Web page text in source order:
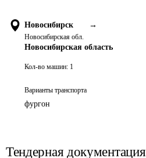
Новосибирск →
Новосибирская обл.
Новосибирская область
Кол-во машин: 1
Варианты транспорта
фургон
Тендерная документация